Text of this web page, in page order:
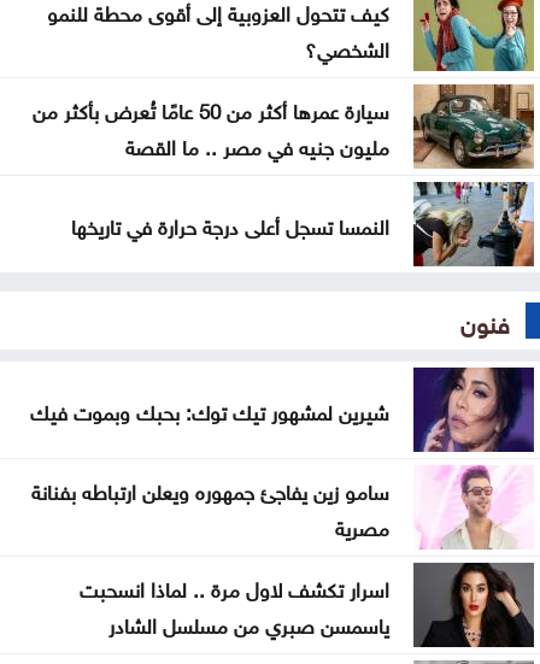
كيف تتحول العزوبية إلى أقوى محطة للنمو
الشخصي؟
سيارة عمرها أكثر من 50 عامًا تُعرض بأكثر من
مليون جنيه في مصر .. ما القصة
النمسا تسجل أعلى درجة حرارة في تاريخها
فنون
شيرين لمشهور تيك توك: بحبك وبموت فيك
سامو زين يفاجئ جمهوره ويعلن ارتباطه بفنانة
مصرية
اسرار تكشف لاول مرة .. لماذا انسحبت
ياسمسن صبري من مسلسل الشادر